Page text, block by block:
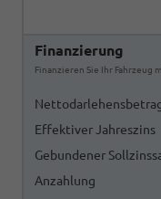
Finanzierung
Finanzieren Sie Ihr Fahrzeug
Effektiver Jahreszins
Gebundener
Anzahlung